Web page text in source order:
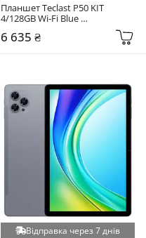
Планшет Teclast P50 KIT
4/128GB Wi-Fi Blue
6 635 ₴
Відправка через 7 днів